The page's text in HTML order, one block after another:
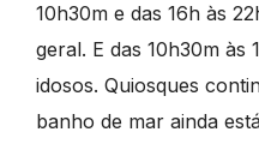
10h30m e das 16h às
geral. E das 10h30m às
idosos. Quiosques
banho de mar ainda